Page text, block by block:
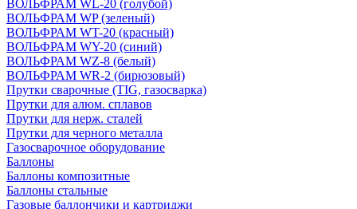
ВОЛЬФРАМ WL-20 (голубой)
ВОЛЬФРАМ WP (зеленый)
ВОЛЬФРАМ WT-20 (красный)
ВОЛЬФРАМ WY-20 (синий)
ВОЛЬФРАМ WZ-8 (белый)
ВОЛЬФРАМ WR-2 (бирюзовый)
Прутки сварочные (TIG, газосварка)
Прутки для алюм. сплавов
Прутки для нерж. сталей
Прутки для черного металла
Газосварочное оборудование
Баллоны
Баллоны композитные
Баллоны стальные
Газовые баллончики и картриджи